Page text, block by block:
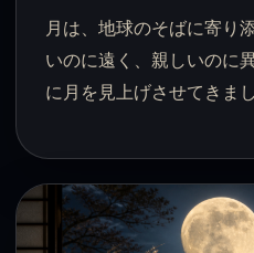
月は、地球のそばに寄り
いのに遠く、親しいのに
に月を見上げさせてきまし